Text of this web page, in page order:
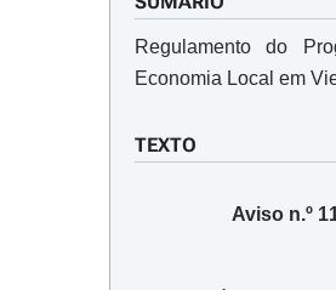
Regulamento do
Economia Local em
TEXTO
Aviso n.º